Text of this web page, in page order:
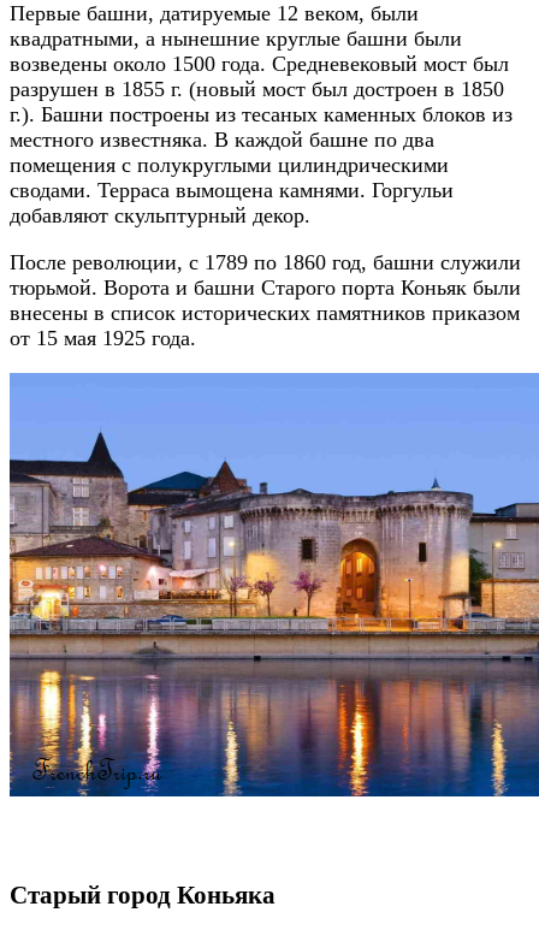
Первые башни, датируемые 12 веком, были
квадратными, а нынешние круглые башни были
возведены около 1500 года. Средневековый мост был
разрушен в 1855 г. (новый мост был достроен в 1850
г.). Башни построены из тесаных каменных блоков из
местного известняка. В каждой башне по два
помещения с полукруглыми цилиндрическими
сводами. Терраса вымощена камнями. Горгульи
добавляют скульптурный декор.
После революции, с 1789 по 1860 год, башни служили
тюрьмой. Ворота и башни Старого порта Коньяк были
внесены в список исторических памятников приказом
от 15 мая 1925 года.
Старый город Коньяка